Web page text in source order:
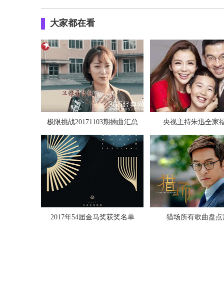
大家都在看
极限挑战20171103期插曲汇总 央视主持朱迅全家
2017年54届金马奖获奖名单 猎场所有歌曲盘点